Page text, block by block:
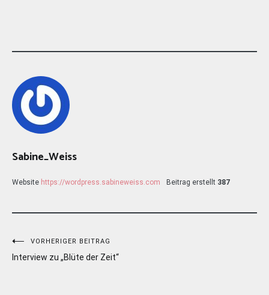
Sabine_Weiss
Website https://wordpress.sabineweiss.com Beitrag erstellt 387
Beitragsnavigation
VORHERIGER BEITRAG
Interview zu „Blüte der Zeit“